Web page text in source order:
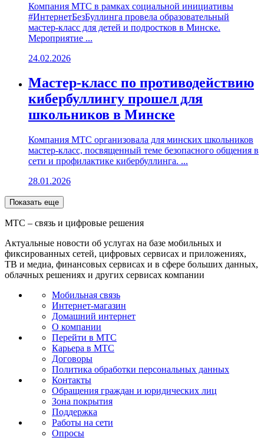
Компания МТС в рамках социальной инициативы
#ИнтернетБезБуллинга провела образовательный
мастер-класс для детей и подростков в Минске.
Мероприятие ...
24.02.2026
Мастер-класс по противодействию
кибербуллингу прошел для
школьников в Минске
Компания МТС организовала для минских школьников
мастер-класс, посвященный теме безопасного общения в
сети и профилактике кибербуллинга. ...
28.01.2026
Показать еще
МТС – связь и цифровые решения
Актуальные новости об услугах на базе мобильных и
фиксированных сетей, цифровых сервисах и приложениях,
ТВ и медиа, финансовых сервисах и в сфере больших данных,
облачных решениях и других сервисах компании
Мобильная связь
Интернет-магазин
Домашний интернет
О компании
Перейти в МТС
Карьера в МТС
Договоры
Политика обработки персональных данных
Контакты
Обращения граждан и юридических лиц
Зона покрытия
Поддержка
Работы на сети
Опросы